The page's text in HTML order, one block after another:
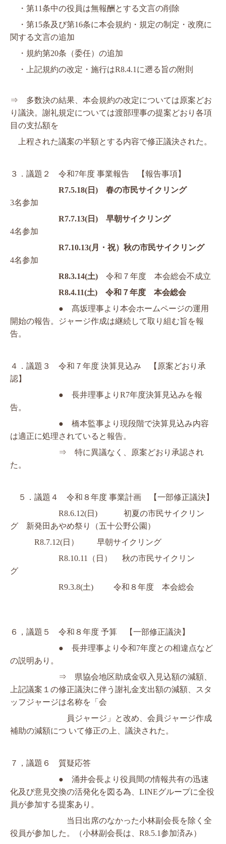
・第11条中の役員は無報酬とする文言の削除
・第15条及び第16条に本会規約・規定の制定・改廃に
関する文言の追加
・規約第20条（委任）の追加
・上記規約の改定・施行はR8.4.1 に遡る旨の附則
⇒　多数決の結果、本会規約の改定については原案どお
り議決。謝礼規定については渡部理事の提案どおり各項
目の支払額を
上程された議案の半額とする内容で修正議決された。
３． 議題２　令和7年度 事業報告　【報告事項】
R7.5.18( 日 ) 春の市民サイクリング
3名参加
R7.7.13( 日 ) 早朝サイクリング
4名参加
R7.10.13(月・祝）秋の市民サイクリング
4名参加
R8.3.14(土)
令和７年度　本会総会不成立
R8.4.11(土) 令和７年度　本会総会
●　髙坂理事より本会ホームページの運用
開始の報告。ジャージ作成は継続して取り組む旨を報
告。
４． 議題３　令和７年度 決算見込み　【原案どおり承
認】
●　長井理事よりR7年度決算見込みを報
告。
●　橋本監事より現段階で決算見込み内容
は適正に処理されていると報告。
⇒　特に異議なく、原案どおり承認され
た。
５．議題４　令和８年度 事業計画　【一部修正議決】
R8.6.12(日 )   　 　 初夏の市民サイクリン
グ 新発田あやめ祭り（五十公野公園）
R8.7.12(日）　　 早朝サイクリング
R8.10.11
（日）　 秋の市民サイクリン
グ
R9.3.8(土) 令和８年度　本会総会
６，議題５　令和８年度 予算
【一部修正議決】
●　長井理事より令和7年度との相違点など
の説明あり。
⇒　県協会地区助成金収入見込額の減額、
上記議案１の修正議決に伴う謝礼金支出額の減額、
スタ
ッフジャージは名称を「会
員 ジャージ」と改め、会員ジャージ作成
補助の減額につ いて修正の上、議決された。
７， 議題６　質疑応答
●　涌井会長より役員間の情報共有の迅速
化及び意見交換の活発化を図る為、 LINEグループに全役
員が参加する提案あり。
当 日出席のなかった小林副会長を除く全
役員が参加した。（小林副会長は、R8.5.1参加済み）